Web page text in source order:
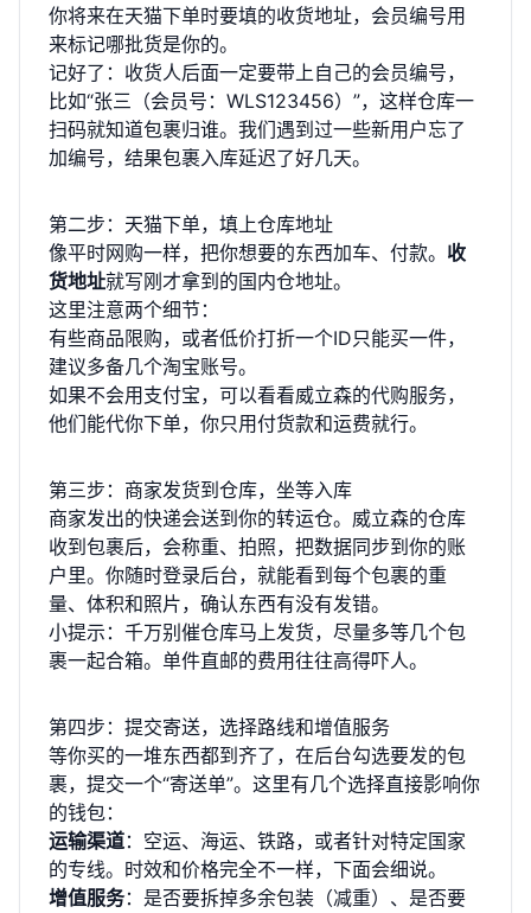
你将来在天猫下单时要填的收货地址，会员编号用
来标记哪批货是你的。
记好了：收货人后面一定要带上自己的会员编号，
比如“张三（会员号：WLS123456）”，这样仓库一
扫码就知道包裹归谁。我们遇到过一些新用户忘了
加编号，结果包裹入库延迟了好几天。
第二步：天猫下单，填上仓库地址
像平时网购一样，把你想要的东西加车、付款。 收
货地址就写刚才拿到的国内仓地址。
这里注意两个细节：
有些商品限购，或者低价打折一个ID只能买一件，
建议多备几个淘宝账号。
如果不会用支付宝，可以看看威立森的代购服务，
他们能代你下单，你只用付货款和运费就行。
第三步：商家发货到仓库，坐等入库
商家发出的快递会送到你的转运仓。威立森的仓库
收到包裹后，会称重、拍照，把数据同步到你的账
户里。你随时登录后台，就能看到每个包裹的重
量、体积和照片，确认东西有没有发错。
小提示：千万别催仓库马上发货，尽量多等几个包
裹一起合箱。单件直邮的费用往往高得吓人。
第四步：提交寄送，选择路线和增值服务
等你买的一堆东西都到齐了，在后台勾选要发的包
裹，提交一个“寄送单”。这里有几个选择直接影响你
的钱包：
运输渠道：空运、海运、铁路，或者针对特定国家
的专线。时效和价格完全不一样，下面会细说。
增值服务：是否要拆掉多余包装（减重）、是否要